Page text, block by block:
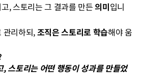
, 스토리는 그 결과를 만든 의미입니
관리하되, 조직은 스토리로 학습해야 움
스토리는 어떤 행동이 성과를 만들었